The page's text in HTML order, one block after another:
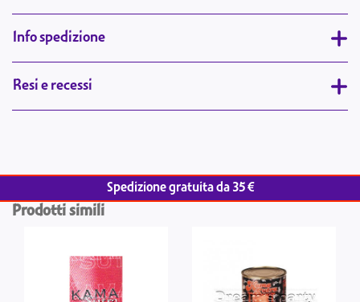
Info spedizione
Resi e recessi
Spedizione gratuita da 35 €
Prodotti simili